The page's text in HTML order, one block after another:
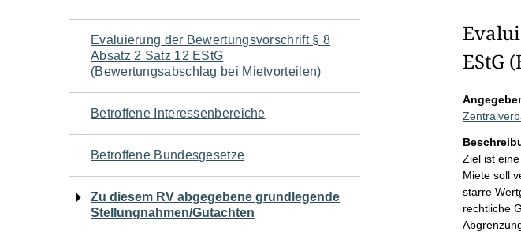
Navigation
für
den
Seiteninhalt
Evaluierung der Bewertungsvorschrift § 8
Absatz 2 Satz 12 EStG
(Bewertungsabschlag bei Mietvorteilen)
Betroffene Interessenbereiche
Betroffene Bundesgesetze
Zu diesem RV abgegebene grundlegende
Stellungnahmen/Gutachten
EStG
Ziel ist
Miete soll
starre
rechtliche